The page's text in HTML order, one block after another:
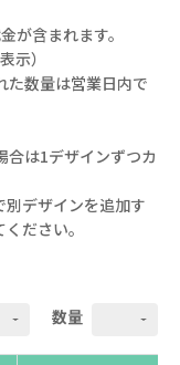
が含まれます。
示）
た数量は営業日内で
合は1デザインずつカ
デザインを追加す
ださい。
数量